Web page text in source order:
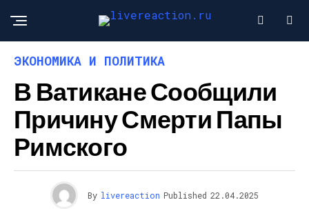
ЭКОНОМИКА И ПОЛИТИКА
В Ватикане Сообщили
Причину Смерти Папы
Римского
By livereaction Published 22.04.2025